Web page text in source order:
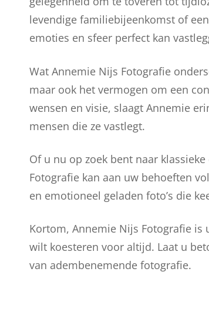
levendige familiebijeenkomst of
emoties en sfeer perfect kan
Wat Annemie Nijs Fotografie
maar ook het vermogen om een
wensen en visie, slaagt Annemie
mensen die ze vastlegt.
Of u nu op zoek bent naar
Fotografie kan aan uw behoeften
en emotioneel geladen foto’s die
Kortom, Annemie Nijs Fotografie
wilt koesteren voor altijd. Laat u
van adembenemende fotografie.